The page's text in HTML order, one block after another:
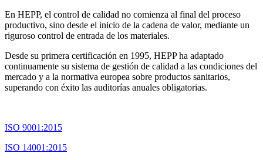
En HEPP, el control de calidad no comienza al final del proceso
productivo, sino desde el inicio de la cadena de valor, mediante un
riguroso control de entrada de los materiales.
Desde su primera certificación en 1995, HEPP ha adaptado
continuamente su sistema de gestión de calidad a las condiciones del
mercado y a la normativa europea sobre productos sanitarios,
superando con éxito las auditorías anuales obligatorias.
ISO 9001:2015
ISO 14001:2015